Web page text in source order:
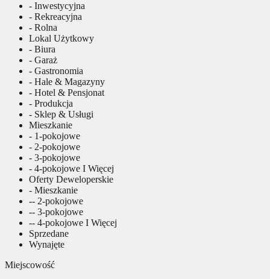
- Inwestycyjna
- Rekreacyjna
- Rolna
Lokal Użytkowy
- Biura
- Garaż
- Gastronomia
- Hale & Magazyny
- Hotel & Pensjonat
- Produkcja
- Sklep & Usługi
Mieszkanie
- 1-pokojowe
- 2-pokojowe
- 3-pokojowe
- 4-pokojowe I Więcej
Oferty Deweloperskie
- Mieszkanie
-- 2-pokojowe
-- 3-pokojowe
-- 4-pokojowe I Więcej
Sprzedane
Wynajęte
Miejscowość